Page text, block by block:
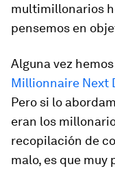
multimillonarios
pensemos en
Alguna vez
Millionnaire Next
Pero si lo
eran los
recopilación de
malo, es que muy